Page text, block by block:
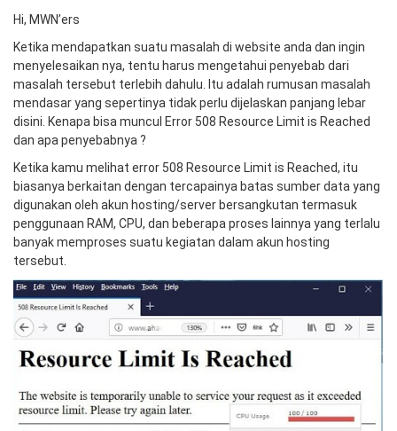
Hi, MWN’ers
Ketika mendapatkan suatu masalah di website anda dan ingin
menyelesaikan nya, tentu harus mengetahui penyebab dari
masalah tersebut terlebih dahulu. Itu adalah rumusan masalah
mendasar yang sepertinya tidak perlu dijelaskan panjang lebar
disini. Kenapa bisa muncul Error 508 Resource Limit is Reached
dan apa penyebabnya ?
Ketika kamu melihat error 508 Resource Limit is Reached, itu
biasanya berkaitan dengan tercapainya batas sumber data yang
digunakan oleh akun hosting/server bersangkutan termasuk
penggunaan RAM, CPU, dan beberapa proses lainnya yang terlalu
banyak memproses suatu kegiatan dalam akun hosting
tersebut.